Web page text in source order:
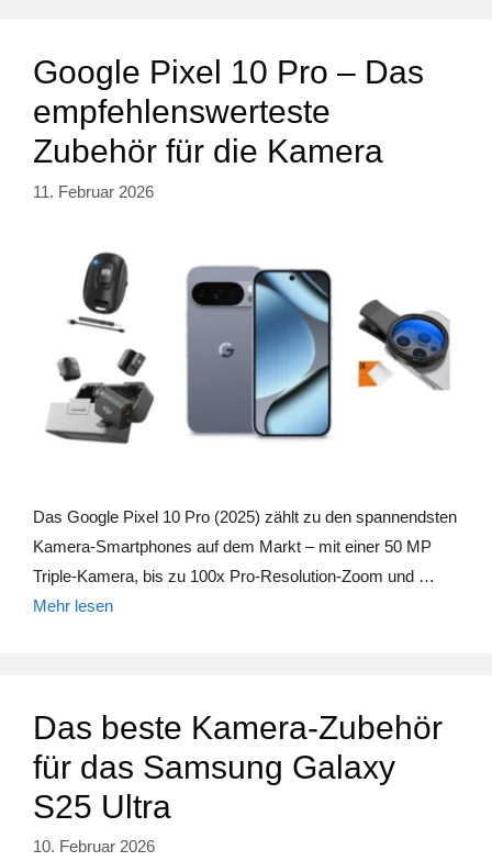
Google Pixel 10 Pro – Das
empfehlenswerteste
Zubehör für die Kamera
11. Februar 2026
Das Google Pixel 10 Pro (2025) zählt zu den spannendsten
Kamera-Smartphones auf dem Markt – mit einer 50 MP
Triple-Kamera, bis zu 100x Pro-Resolution-Zoom und …
Mehr lesen
Das beste Kamera-Zubehör
für das Samsung Galaxy
S25 Ultra
10. Februar 2026